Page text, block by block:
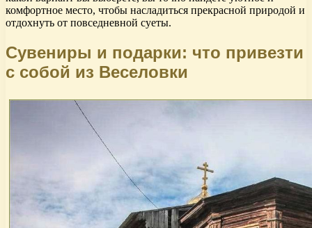
комфортное место, чтобы насладиться прекрасной природой и
отдохнуть от повседневной суеты.
Сувениры и подарки: что привезти
с собой из Веселовки